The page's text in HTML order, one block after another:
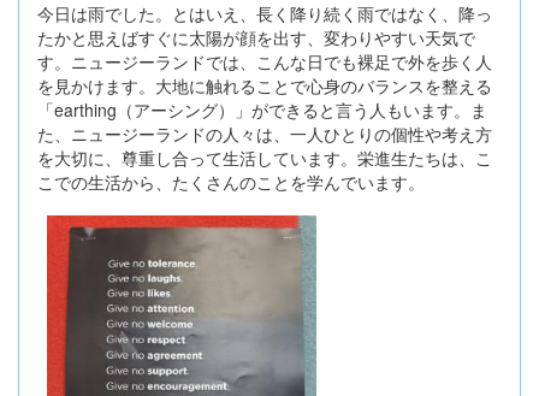
今日は雨でした。とはいえ、長く降り続く雨ではなく、降っ
たかと思えばすぐに太陽が顔を出す、変わりやすい天気で
す。ニュージーランドでは、こんな日でも裸足で外を歩く人
を見かけます。大地に触れることで心身のバランスを整える
「earthing（アーシング）」ができると言う人もいます。ま
た、ニュージーランドの人々は、一人ひとりの個性や考え方
を大切に、尊重し合って生活しています。栄進生たちは、こ
こでの生活から、たくさんのことを学んでいます。